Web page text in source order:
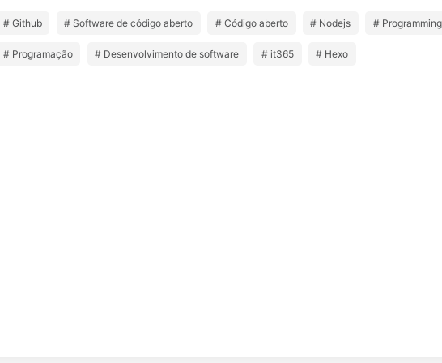
# Github # Software de código aberto # Código aberto # Nodejs # Programming
# Programação # Desenvolvimento de software # it365 # Hexo